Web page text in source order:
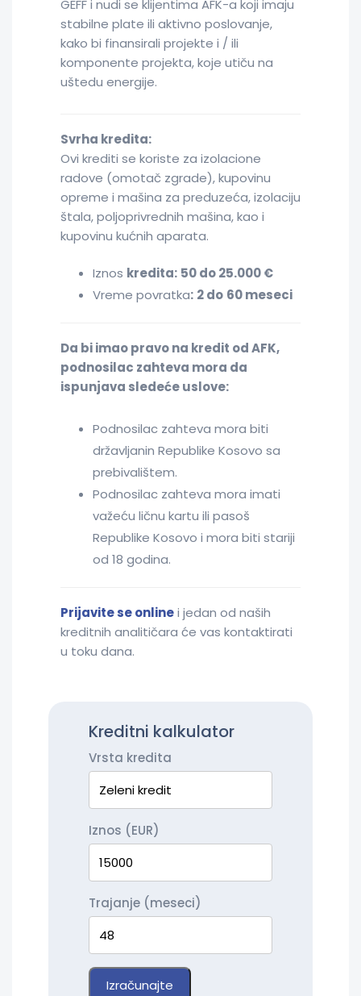
GEFF i nudi se klijentima AFK-a koji imaju
stabilne plate ili aktivno poslovanje,
kako bi finansirali projekte i / ili
komponente projekta, koje utiču na
uštedu energije.
Svrha kredita:
Ovi krediti se koriste za izolacione
radove (omotač zgrade), kupovinu
opreme i mašina za preduzeća, izolaciju
štala, poljoprivrednih mašina, kao i
kupovinu kućnih aparata.
Iznos kredita: 50 do 25.000 €
Vreme povratka: 2 do 60 meseci
Da bi imao pravo na kredit od AFK,
podnosilac zahteva mora da
ispunjava sledeće uslove:
Podnosilac zahteva mora biti
državljanin Republike Kosovo sa
prebivalištem.
Podnosilac zahteva mora imati
važeću ličnu kartu ili pasoš
Republike Kosovo i mora biti stariji
od 18 godina.
Prijavite se onlinei jedan od naših
kreditnih analitičara će vas kontaktirati
u toku dana.
Kreditni kalkulator
Vrsta kredita
Iznos (EUR)
Trajanje (meseci)
Izračunajte